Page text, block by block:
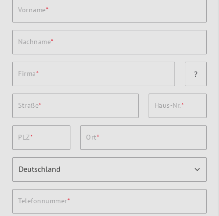
Vorname
Nachname
Firma ?
Straße Haus-Nr.
PLZ Ort
Telefonnummer